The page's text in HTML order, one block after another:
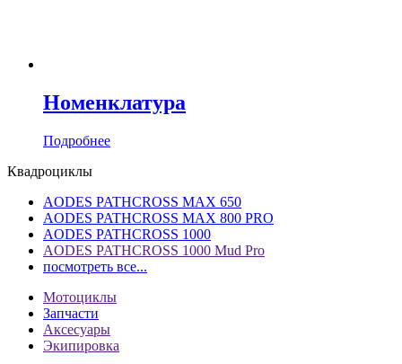
Номенклатура
Подробнее
Квадроциклы
AODES PATHCROSS MAX 650
AODES PATHCROSS MAX 800 PRO
AODES PATHCROSS 1000
AODES PATHCROSS 1000 Mud Pro
посмотреть все...
Мотоциклы
Запчасти
Аксесуары
Экипировка